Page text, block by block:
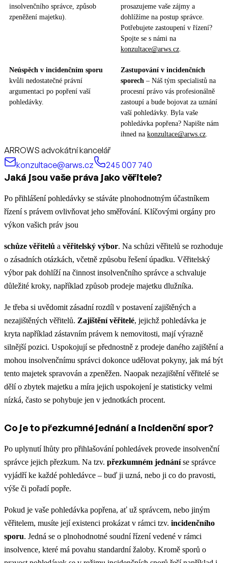
insolvenčního správce, způsob
zpeněžení majetku).
prosazujeme vaše zájmy a
dohlížíme na postup správce.
Potřebujete zastoupení v řízení?
Spojte se s námi na
konzultace@arws.cz
Neúspěch v incidenčním sporu
kvůli nedostatečné právní
argumentaci po popření vaší
pohledávky.
Zastupování v incidenčních
sporech – Náš tým specialistů na
procesní právo vás profesionálně
zastoupí a bude bojovat za uznání
vaší pohledávky. Byla vaše
pohledávka popřena? Napište nám
ihned na konzultace@arws.cz
ARROWS advokátní kancelář
konzultace@arws.cz
245 007 740
Jaká jsou vaše práva jako věřitele?
Po přihlášení pohledávky se stáváte plnohodnotným účastníkem
řízení s právem ovlivňovat jeho směřování. Klíčovými orgány pro
výkon vašich práv jsou
schůze věřitelů a věřitelský výbor. Na schůzi věřitelů se rozhoduje
o zásadních otázkách, včetně způsobu řešení úpadku. Věřitelský
výbor pak dohlíží na činnost insolvenčního správce a schvaluje
důležité kroky, například způsob prodeje majetku dlužníka.
Je třeba si uvědomit zásadní rozdíl v postavení zajištěných a
nezajištěných věřitelů. Zajištění věřitelé, jejichž pohledávka je
kryta například zástavním právem k nemovitosti, mají výrazně
silnější pozici. Uspokojují se přednostně z prodeje daného zajištění a
mohou insolvenčnímu správci dokonce udělovat pokyny, jak má být
tento majetek spravován a zpeněžen. Naopak nezajištění věřitelé se
dělí o zbytek majetku a míra jejich uspokojení je statisticky velmi
nízká, často se pohybuje jen v jednotkách procent.
Co je to přezkumné jednání a incidenční spor?
Po uplynutí lhůty pro přihlašování pohledávek provede insolvenční
správce jejich přezkum. Na tzv. přezkumném jednáníse správce
vyjádří ke každé pohledávce – buď ji uzná, nebo ji co do pravosti,
výše či pořadí popře.
Pokud je vaše pohledávka popřena, ať už správcem, nebo jiným
věřitelem, musíte její existenci prokázat v rámci tzv. incidenčního
sporu. Jedná se o plnohodnotné soudní řízení vedené v rámci
insolvence, které má povahu standardní žaloby. Kromě sporů o